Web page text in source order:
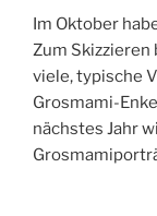
Im Oktober
Zum Skizzieren
viele, typische
Grosmami-
nächstes Jahr